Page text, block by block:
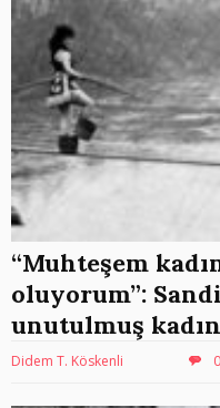
“Muhteşem
oluyorum”:
unutulmuş
Didem T. Köskenli 0